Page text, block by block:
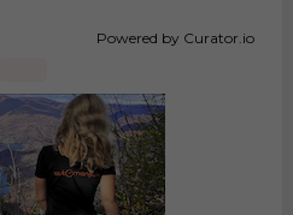
Powered by Curator.io